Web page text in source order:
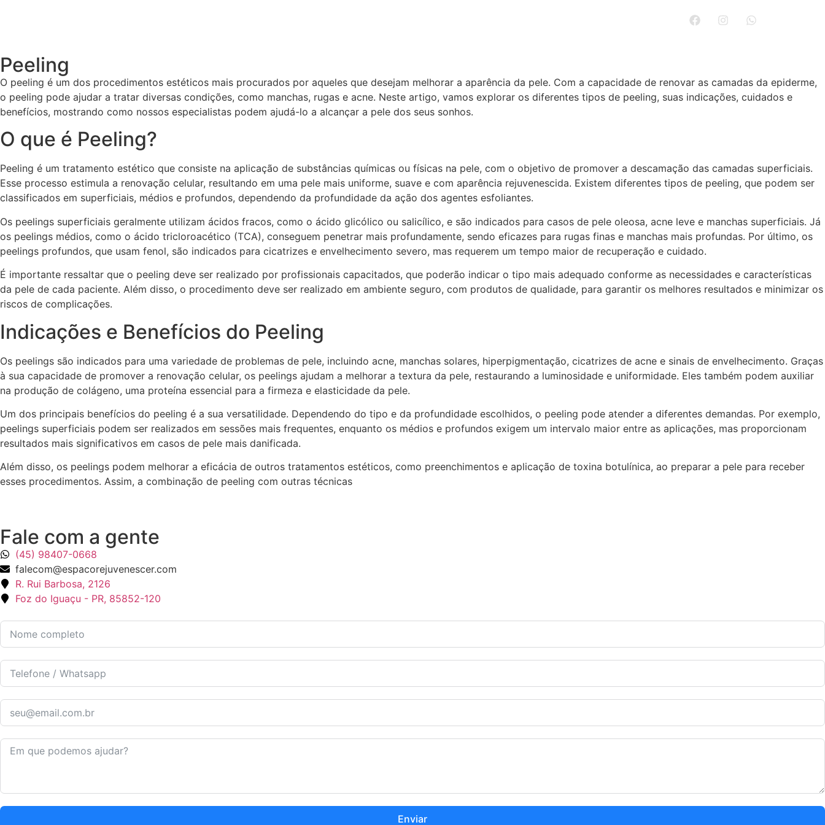
Peeling
O peeling é um dos procedimentos estéticos mais procurados por aqueles que desejam melhorar a aparência da pele. Com a capacidade de renovar as camadas da epiderme,
o peeling pode ajudar a tratar diversas condições, como manchas, rugas e acne. Neste artigo, vamos explorar os diferentes tipos de peeling, suas indicações, cuidados e
benefícios, mostrando como nossos especialistas podem ajudá-lo a alcançar a pele dos seus sonhos.
O que é Peeling?
Peeling é um tratamento estético que consiste na aplicação de substâncias químicas ou físicas na pele, com o objetivo de promover a descamação das camadas superficiais.
Esse processo estimula a renovação celular, resultando em uma pele mais uniforme, suave e com aparência rejuvenescida. Existem diferentes tipos de peeling, que podem ser
classificados em superficiais, médios e profundos, dependendo da profundidade da ação dos agentes esfoliantes.
Os peelings superficiais geralmente utilizam ácidos fracos, como o ácido glicólico ou salicílico, e são indicados para casos de pele oleosa, acne leve e manchas superficiais. Já
os peelings médios, como o ácido tricloroacético (TCA), conseguem penetrar mais profundamente, sendo eficazes para rugas finas e manchas mais profundas. Por último, os
peelings profundos, que usam fenol, são indicados para cicatrizes e envelhecimento severo, mas requerem um tempo maior de recuperação e cuidado.
É importante ressaltar que o peeling deve ser realizado por profissionais capacitados, que poderão indicar o tipo mais adequado conforme as necessidades e características
da pele de cada paciente. Além disso, o procedimento deve ser realizado em ambiente seguro, com produtos de qualidade, para garantir os melhores resultados e minimizar os
riscos de complicações.
Indicações e Benefícios do Peeling
Os peelings são indicados para uma variedade de problemas de pele, incluindo acne, manchas solares, hiperpigmentação, cicatrizes de acne e sinais de envelhecimento. Graças
à sua capacidade de promover a renovação celular, os peelings ajudam a melhorar a textura da pele, restaurando a luminosidade e uniformidade. Eles também podem auxiliar
na produção de colágeno, uma proteína essencial para a firmeza e elasticidade da pele.
Um dos principais benefícios do peeling é a sua versatilidade. Dependendo do tipo e da profundidade escolhidos, o peeling pode atender a diferentes demandas. Por exemplo,
peelings superficiais podem ser realizados em sessões mais frequentes, enquanto os médios e profundos exigem um intervalo maior entre as aplicações, mas proporcionam
resultados mais significativos em casos de pele mais danificada.
Além disso, os peelings podem melhorar a eficácia de outros tratamentos estéticos, como preenchimentos e aplicação de toxina botulínica, ao preparar a pele para receber
esses procedimentos. Assim, a combinação de peeling com outras técnicas
Fale com a gente
(45) 98407-0668
falecom@espacorejuvenescer.com
R. Rui Barbosa, 2126
Foz do Iguaçu - PR, 85852-120
Enviar